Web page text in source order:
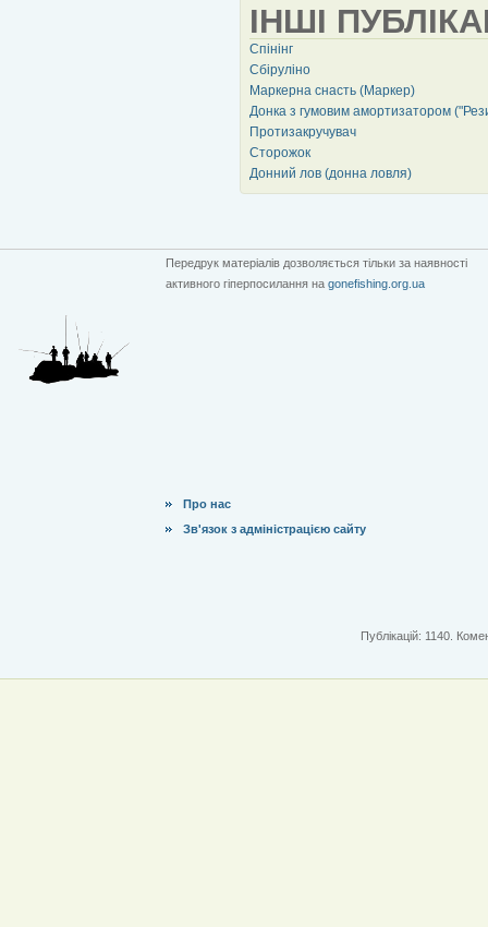
ІНШІ
Спінінг
Сбіруліно
Маркерна снасть (Маркер)
Донка з гумовим амортизатором
Протизакручувач
Сторожок
Донний лов (донна ловля)
Передрук матеріалів дозволяється тільки за наявності
активного гіперпосилання на gonefishing.org.ua
Про нас
Зв'язок з адміністрацією сайту
Публікацій: 1140.